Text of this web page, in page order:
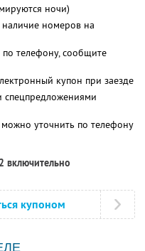
ночи)
номеров на
телефону, сообщите
купон при заезде
спецпредложениями
уточнить по телефону
включительно
купоном